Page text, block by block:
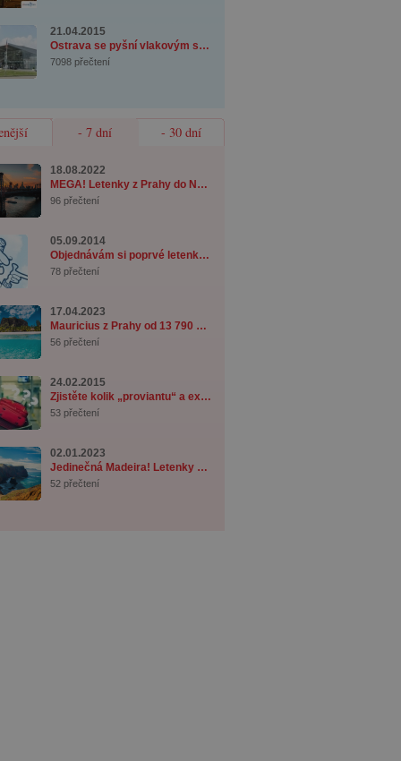
21.04.2015
Ostrava se pyšní vlakovým spojením na letiš ...
7098 přečtení
- 7 dní - 30 dní
18.08.2022
MEGA! Letenky z Prahy do New Yorku od 7 990 ...
96 přečtení
05.09.2014
Objednávám si poprvé letenku - co musím věd ...
78 přečtení
17.04.2023
Mauricius z Prahy od 13 790 Kč se zavazadle ...
56 přečtení
24.02.2015
Zjistěte kolik „proviantu“ a exotického tab ...
53 přečtení
02.01.2023
Jedinečná Madeira! Letenky z Prahy od 3 890 ...
52 přečtení